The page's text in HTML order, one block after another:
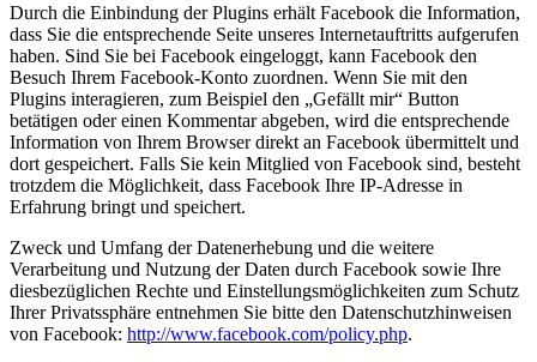
Durch die Einbindung der Plugins erhält Facebook die Information,
dass Sie die entsprechende Seite unseres Internetauftritts aufgerufen
haben. Sind Sie bei Facebook eingeloggt, kann Facebook den
Besuch Ihrem Facebook-Konto zuordnen. Wenn Sie mit den
Plugins interagieren, zum Beispiel den „Gefällt mir“ Button
betätigen oder einen Kommentar abgeben, wird die entsprechende
Information von Ihrem Browser direkt an Facebook übermittelt und
dort gespeichert. Falls Sie kein Mitglied von Facebook sind, besteht
trotzdem die Möglichkeit, dass Facebook Ihre IP-Adresse in
Erfahrung bringt und speichert.
Zweck und Umfang der Datenerhebung und die weitere
Verarbeitung und Nutzung der Daten durch Facebook sowie Ihre
diesbezüglichen Rechte und Einstellungsmöglichkeiten zum Schutz
Ihrer Privatssphäre entnehmen Sie bitte den Datenschutzhinweisen
von Facebook: http://www.facebook.com/policy.php.